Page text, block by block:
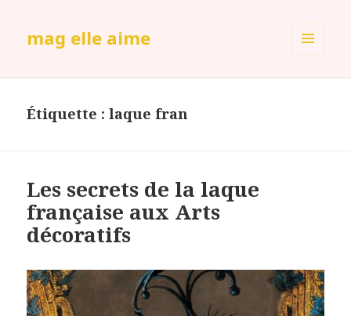
mag elle aime
Étiquette :laque fran
Les secrets de la laque
française aux Arts
décoratifs